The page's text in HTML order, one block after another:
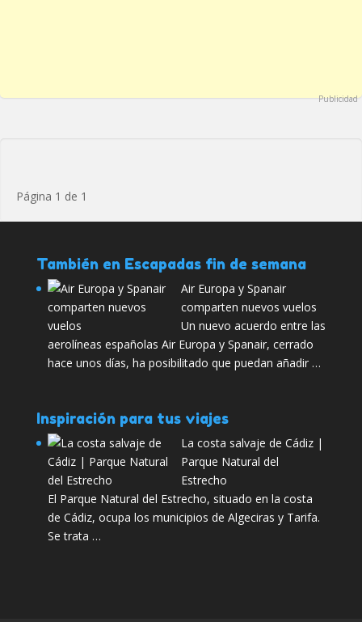
Publicidad
Página 1 de 1
También en Escapadas fin de semana
Air Europa y Spanair
comparten nuevos vuelos
Un nuevo acuerdo entre las
aerolíneas españolas Air Europa y Spanair, cerrado
hace unos días, ha posibilitado que puedan añadir …
Inspiración para tus viajes
La costa salvaje de Cádiz |
Parque Natural del
Estrecho
El Parque Natural del Estrecho, situado en la costa
de Cádiz, ocupa los municipios de Algeciras y Tarifa.
Se trata …